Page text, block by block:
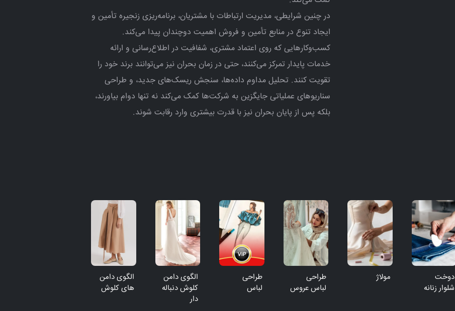
در چنین شرایطی، مدیریت ارتباطات با مشتریان، برنامه‌ریزی زنجیره تأمین و
ایجاد تنوع در منابع تأمین و فروش اهمیت دوچندان پیدا می‌کند.
کسب‌وکارهایی که روی اعتماد مشتری، شفافیت در اطلاع‌رسانی و ارائه
خدمات پایدار تمرکز می‌کنند، حتی در زمان بحران نیز می‌توانند برند خود را
تقویت کنند. تحلیل مداوم داده‌ها، سنجش ریسک‌های جدید، و طراحی
سناریوهای عملیاتی جایگزین به شرکت‌ها کمک می‌کند نه تنها دوام بیاورند،
بلکه پس از پایان بحران نیز با قدرت بیشتری وارد رقابت شوند.
دوخت
شلوار زنانه
مولاژ
طراحی
لباس عروس
طراحی
لباس
الگوی دامن
کلوش دنباله
دار
الگوی دامن
های کلوش